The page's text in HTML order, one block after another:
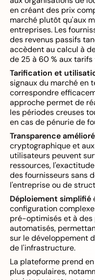
en créant des prix
marché plutôt qu'aux
entreprises. Les
des revenus passifs
accèdent au calcul à
de 25 à 60 % aux
Tarification et
signaux du marché en
correspondre
approche permet de
les périodes creuses
en cas de pénurie de
Transparence
cryptographique et
utilisateurs peuvent
ressources,
des fournisseurs sans
l'entreprise ou de
Déploiement simplifié
configuration
pré-optimisés et à
automatisés,
sur le développement
de l'infrastructure.
La plateforme prend
plus populaires,